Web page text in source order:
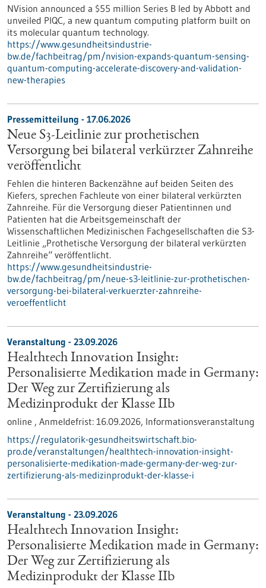
NVision announced a $55 million Series B led by Abbott and
unveiled PIQC, a new quantum computing platform built on
its molecular quantum technology.
https://www.gesundheitsindustrie-
bw.de/fachbeitrag/pm/nvision-expands-quantum-sensing-
quantum-computing-accelerate-discovery-and-validation-
new-therapies
Pressemitteilung - 17.06.2026
Neue S3-​Leitlinie zur prothetischen
Versorgung bei bilateral verkürzter Zahnreihe
veröffentlicht
Fehlen die hinteren Backenzähne auf beiden Seiten des
Kiefers, sprechen Fachleute von einer bilateral verkürzten
Zahnreihe. Für die Versorgung dieser Patientinnen und
Patienten hat die Arbeitsgemeinschaft der
Wissenschaftlichen Medizinischen Fachgesellschaften die S3-​
Leitlinie „Prothetische Versorgung der bilateral verkürzten
Zahnreihe“ veröffentlicht.
https://www.gesundheitsindustrie-
bw.de/fachbeitrag/pm/neue-s3-leitlinie-zur-prothetischen-
versorgung-bei-bilateral-verkuerzter-zahnreihe-
veroeffentlicht
Veranstaltung - 23.09.2026
Healthtech Innovation Insight:
Personalisierte Medikation made in Germany:
Der Weg zur Zertifizierung als
Medizinprodukt der Klasse IIb
online , Anmeldefrist: 16.09.2026, Informationsveranstaltung
https://regulatorik-gesundheitswirtschaft.bio-
pro.de/veranstaltungen/healthtech-innovation-insight-
personalisierte-medikation-made-germany-der-weg-zur-
zertifizierung-als-medizinprodukt-der-klasse-i
Veranstaltung - 23.09.2026
Healthtech Innovation Insight:
Personalisierte Medikation made in Germany:
Der Weg zur Zertifizierung als
Medizinprodukt der Klasse IIb